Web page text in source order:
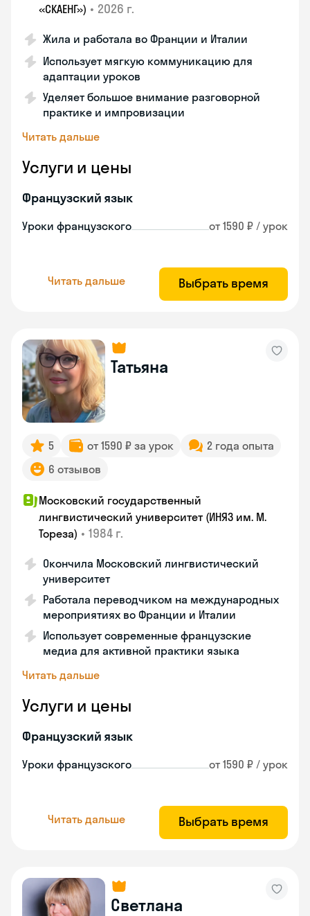
«СКАЕНГ») • 2026 г.
Жила и работала во Франции и Италии
Использует мягкую коммуникацию для
адаптации уроков
Уделяет большое внимание разговорной
практике и импровизации
Читать дальше
Услуги и цены
Французский язык
Уроки французского от 1590 ₽ / урок
Читать дальше Выбрать время
Татьяна
5 от 1590 ₽ за урок
2 года опыта
6 отзывов
Московский государственный
лингвистический университет (ИНЯЗ им. М.
Тореза) • 1984 г.
Окончила Московский лингвистический
университет
Работала переводчиком на международных
мероприятиях во Франции и Италии
Использует современные французские
медиа для активной практики языка
Читать дальше
Услуги и цены
Французский язык
Уроки французского от 1590 ₽ / урок
Читать дальше Выбрать время
Светлана